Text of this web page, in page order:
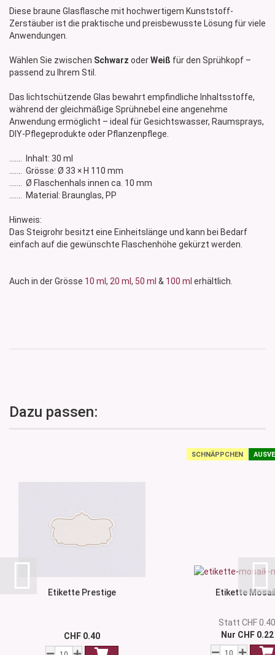
Diese braune Glasflasche mit hochwertigem Kunststoff-
Zerstäuber ist die praktische und preisbewusste Lösung für viele
Anwendungen.
Wählen Sie zwischen Schwarz oderWeiß für den Sprühkopf –
passend zu Ihrem Stil.
Das lichtschützende Glas bewahrt empfindliche Inhaltsstoffe,
während der gleichmäßige Sprühnebel eine angenehme
Anwendung ermöglicht – ideal für Gesichtswasser, Raumsprays,
DIY-Pflegeprodukte oder Pflanzenpflege.
....... Inhalt: 30 ml
....... Grösse: Ø 33 × H 110 mm
....... Ø Flaschenhals innen ca. 10 mm
....... Material: Braunglas, PP
Hinweis:
Das Steigrohr besitzt eine Einheitslänge und kann bei Bedarf
einfach auf die gewünschte Flaschenhöhe gekürzt werden.
Auch in der Grösse 10 ml , 20 ml , 50 ml & 100 ml erhältlich.
Dazu passen:
Etikette Prestige
CHF 0.40
SCHNÄPPCHEN
Etikette
Statt CHF
Nur CHF 0.22